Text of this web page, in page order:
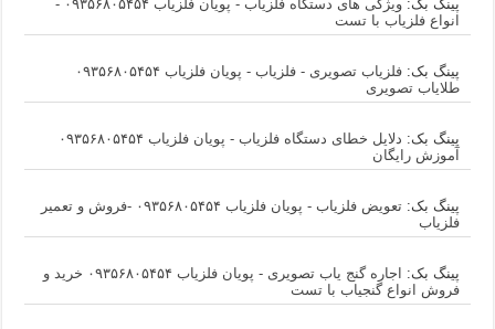
پینگ بک:
ویژگی های دستگاه فلزیاب - پویان فلزیاب ۰۹۳۵۶۸۰۵۴۵۴ -
انواع فلزیاب با تست
پینگ بک:
فلزیاب تصویری - فلزیاب - پویان فلزیاب ۰۹۳۵۶۸۰۵۴۵۴
طلایاب تصویری
پینگ بک:
دلایل خطای دستگاه فلزیاب - پویان فلزیاب ۰۹۳۵۶۸۰۵۴۵۴
آموزش رایگان
پینگ بک:
تعویض فلزیاب - پویان فلزیاب ۰۹۳۵۶۸۰۵۴۵۴ -فروش و تعمیر
فلزیاب
پینگ بک:
اجاره گنج یاب تصویری - پویان فلزیاب ۰۹۳۵۶۸۰۵۴۵۴ خرید و
فروش انواع گنجیاب با تست